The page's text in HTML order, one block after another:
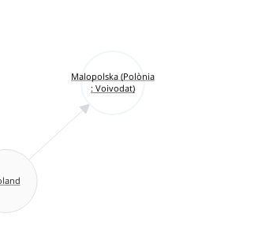
Malopolska (Polònia
: Voivodat)